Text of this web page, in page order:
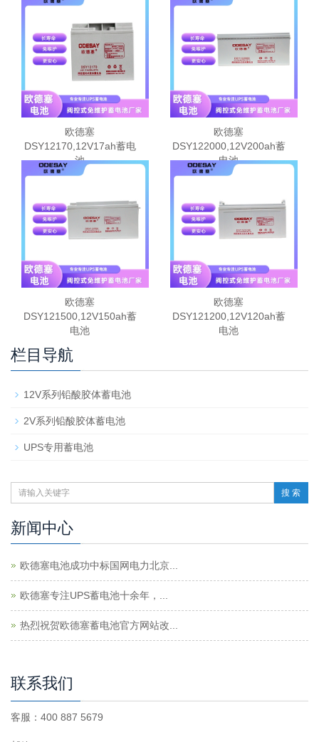
欧德塞
DSY12170,12V17ah蓄电
池
欧德塞
DSY122000,12V200ah蓄
电池
欧德塞
DSY121500,12V150ah蓄
电池
欧德塞
DSY121200,12V120ah蓄
电池
栏目导航
12V系列铅酸胶体蓄电池
2V系列铅酸胶体蓄电池
UPS专用蓄电池
搜 索
新闻中心
欧德塞电池成功中标国网电力北京...
欧德塞专注UPS蓄电池十余年，...
热烈祝贺欧德塞蓄电池官方网站改...
联系我们
客服：400 887 5679